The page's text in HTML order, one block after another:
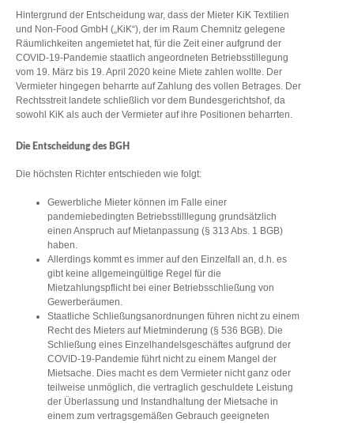
Hintergrund der Entscheidung war, dass der Mieter KiK Textilien
und Non-Food GmbH („KiK“), der im Raum Chemnitz gelegene
Räumlichkeiten angemietet hat, für die Zeit einer aufgrund der
COVID-19-Pandemie staatlich angeordneten Betriebsstillegung
vom 19. März bis 19. April 2020 keine Miete zahlen wollte. Der
Vermieter hingegen beharrte auf Zahlung des vollen Betrages. Der
Rechtsstreit landete schließlich vor dem Bundesgerichtshof, da
sowohl KiK als auch der Vermieter auf ihre Positionen beharrten.
Die Entscheidung des BGH
Die höchsten Richter entschieden wie folgt:
Gewerbliche Mieter können im Falle einer
pandemiebedingten Betriebsstilllegung grundsätzlich
einen Anspruch auf Mietanpassung (§ 313 Abs. 1 BGB)
haben.
Allerdings kommt es immer auf den Einzelfall an, d.h. es
gibt keine allgemeingültige Regel für die
Mietzahlungspflicht bei einer Betriebsschließung von
Gewerberäumen.
Staatliche Schließungsanordnungen führen nicht zu einem
Recht des Mieters auf Mietminderung (§ 536 BGB). Die
Schließung eines Einzelhandelsgeschäftes aufgrund der
COVID-19-Pandemie führt nicht zu einem Mangel der
Mietsache. Dies macht es dem Vermieter nicht ganz oder
teilweise unmöglich, die vertraglich geschuldete Leistung
der Überlassung und Instandhaltung der Mietsache in
einem zum vertragsgemäßen Gebrauch geeigneten